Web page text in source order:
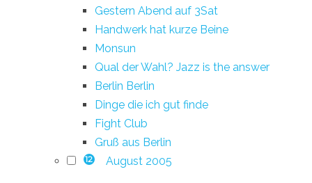
Gestern Abend auf 3Sat
Handwerk hat kurze Beine
Monsun
Qual der Wahl? Jazz is the answer
Berlin Berlin
Dinge die ich gut finde
Fight Club
Gruß aus Berlin
12 August 2005